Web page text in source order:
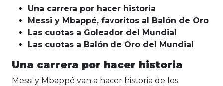
Una carrera por hacer historia
Messi y Mbappé, favoritos al Balón de Oro
Las cuotas a Goleador del Mundial
Las cuotas a Balón de Oro del Mundial
Una carrera por hacer historia
Messi y Mbappé van a hacer historia de los